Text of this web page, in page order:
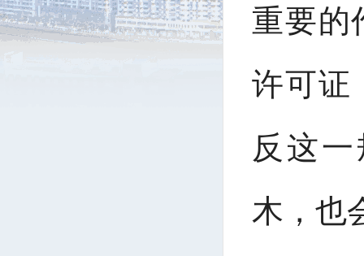
重要的
许可证
反这
木，也